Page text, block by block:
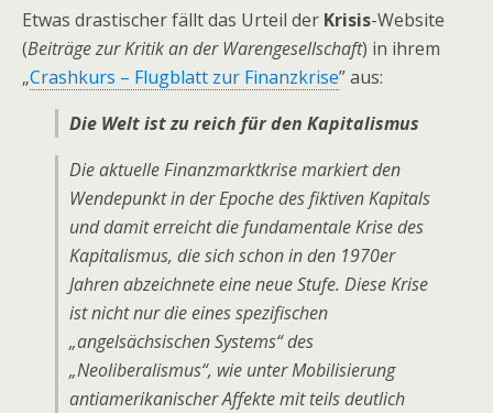
Etwas drastischer fällt das Urteil der Krisis-Website
(Beiträge zur Kritik an der Warengesellschaft) in ihrem
„Crashkurs – Flugblatt zur Finanzkrise” aus:
Die Welt ist zu reich für den Kapitalismus
Die aktuelle Finanzmarktkrise markiert den
Wendepunkt in der Epoche des fiktiven Kapitals
und damit erreicht die fundamentale Krise des
Kapitalismus, die sich schon in den 1970er
Jahren abzeichnete eine neue Stufe. Diese Krise
ist nicht nur die eines spezifischen
„angelsächsischen Systems“ des
„Neoliberalismus“, wie unter Mobilisierung
antiamerikanischer Affekte mit teils deutlich